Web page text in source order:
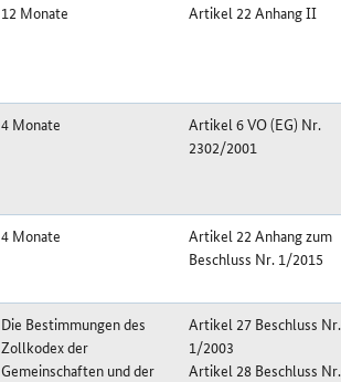
12 Monate Artikel 22 Anhang II
4 Monate
Artikel 6 VO (EG) Nr.
2302/2001
4 Monate
Artikel 22 Anhang zum
Beschluss Nr. 1/2015
Die Bestimmungen des
Zollkodex der
Gemeinschaften und der
Artikel 27 Beschluss Nr.
1/2003
Artikel 28 Beschluss Nr.